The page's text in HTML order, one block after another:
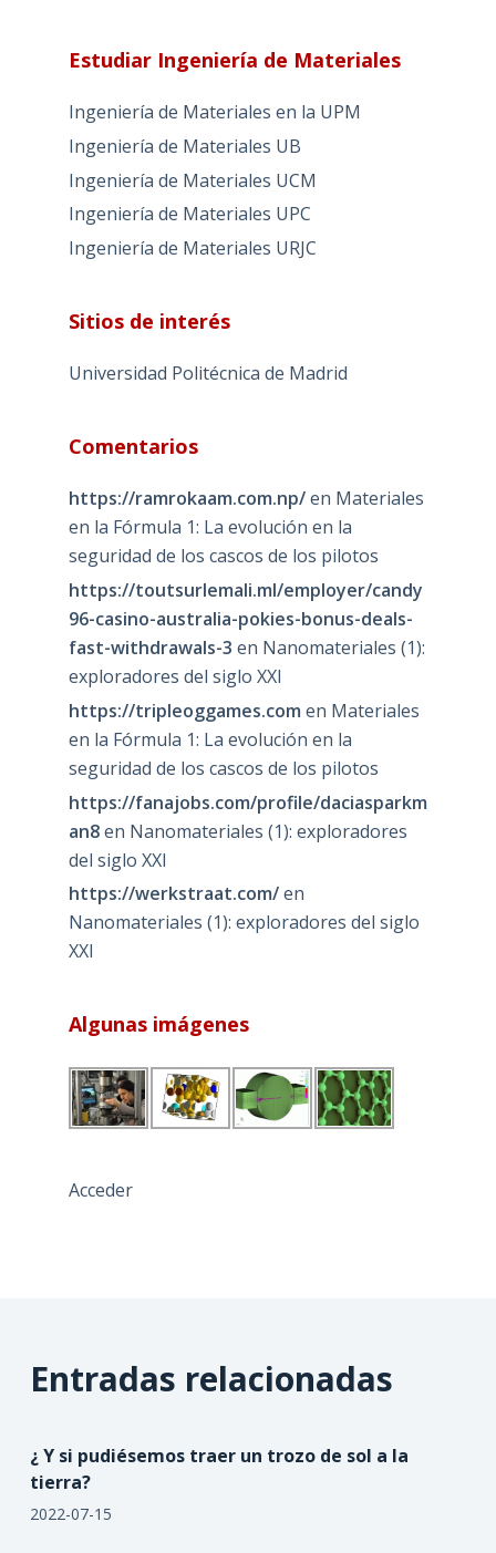
Estudiar Ingeniería de Materiales
Ingeniería de Materiales en la UPM
Ingeniería de Materiales UB
Ingeniería de Materiales UCM
Ingeniería de Materiales UPC
Ingeniería de Materiales URJC
Sitios de interés
Universidad Politécnica de Madrid
Comentarios
https://ramrokaam.com.np/en Materiales
en la Fórmula 1: La evolución en la
seguridad de los cascos de los pilotos
https://toutsurlemali.ml/employer/candy
96-casino-australia-pokies-bonus-deals-
fast-withdrawals-3 en Nanomateriales (1):
exploradores del siglo XXI
https://tripleoggames.com en Materiales
en la Fórmula 1: La evolución en la
seguridad de los cascos de los pilotos
https://fanajobs.com/profile/daciasparkm
an8en Nanomateriales (1): exploradores
del siglo XXI
https://werkstraat.com/en
Nanomateriales (1): exploradores del siglo
XXI
Algunas imágenes
Acceder
Entradas relacionadas
¿ Y si pudiésemos traer un trozo de sol a la
tierra?
2022-07-15